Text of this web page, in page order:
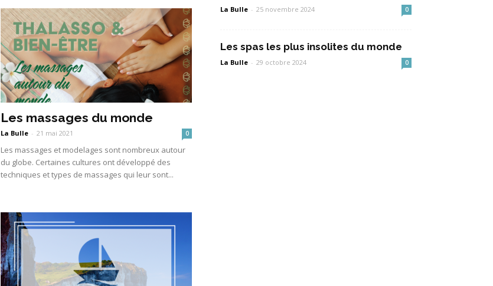
Les massages du monde
La Bulle - 21 mai 2021 0
Les massages et modelages sont nombreux autour
du globe. Certaines cultures ont développé des
techniques et types de massages qui leur sont...
La Bulle - 25 novembre 2024 0
Les spas les plus insolites du monde
La Bulle - 29 octobre 2024 0